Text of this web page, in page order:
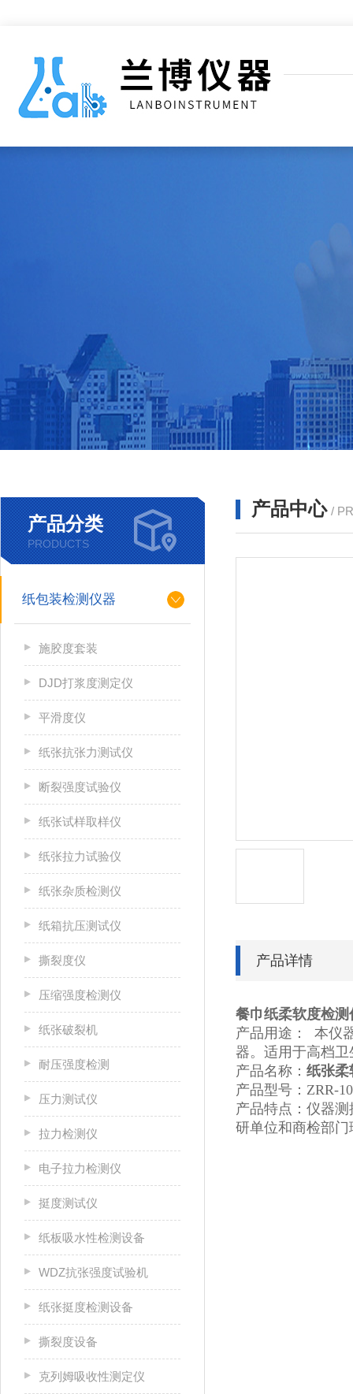
产品分类
PRODUCTS
纸包装检测仪器
施胶度套装
DJD打浆度测定仪
平滑度仪
纸张抗张力测试仪
断裂强度试验仪
纸张试样取样仪
纸张拉力试验仪
纸张杂质检测仪
纸箱抗压测试仪
撕裂度仪
压缩强度检测仪
纸张破裂机
耐压强度检测
压力测试仪
拉力检测仪
电子拉力检测仪
挺度测试仪
纸板吸水性检测设备
WDZ抗张强度试验机
纸张挺度检测设备
撕裂度设备
克列姆吸收性测定仪
产品中心 /
产品详情
餐巾纸柔软度检测
产品用途： 本仪
器。适用于高档
产品名称： 纸张柔
产品型号：ZRR-
产品特点：仪器
研单位和商检部